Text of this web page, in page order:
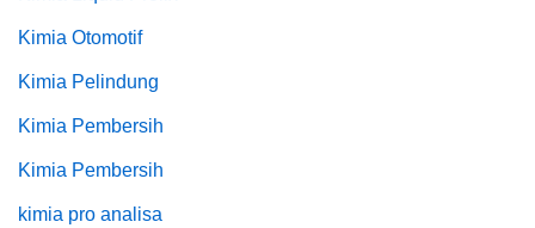
Kimia Otomotif
Kimia Pelindung
Kimia Pembersih
Kimia Pembersih
kimia pro analisa